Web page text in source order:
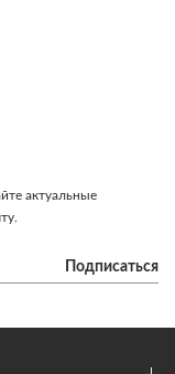
актуальные
Подписаться